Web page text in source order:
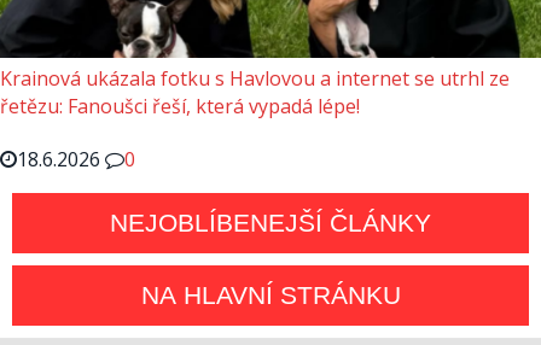
Krainová ukázala fotku s Havlovou a internet se utrhl ze
řetězu: Fanoušci řeší, která vypadá lépe!
18.6.2026
0
NEJOBLÍBENEJŠÍ ČLÁNKY
NA HLAVNÍ STRÁNKU